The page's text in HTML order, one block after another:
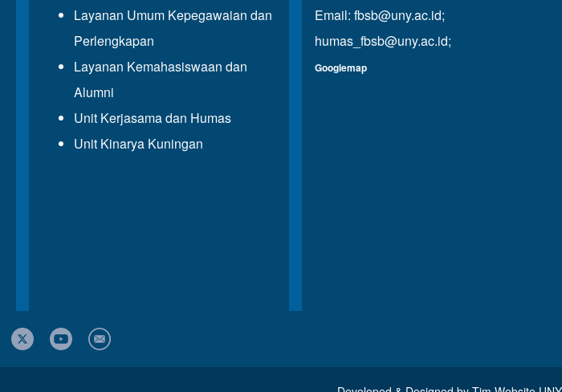
Layanan Umum Kepegawaian dan
Perlengkapan
Layanan Kemahasiswaan dan
Alumni
Unit Kerjasama dan Humas
Unit Kinarya Kuningan
Email: fbsb@uny.ac.id;
humas_fbsb@uny.ac.id;
Googlemap